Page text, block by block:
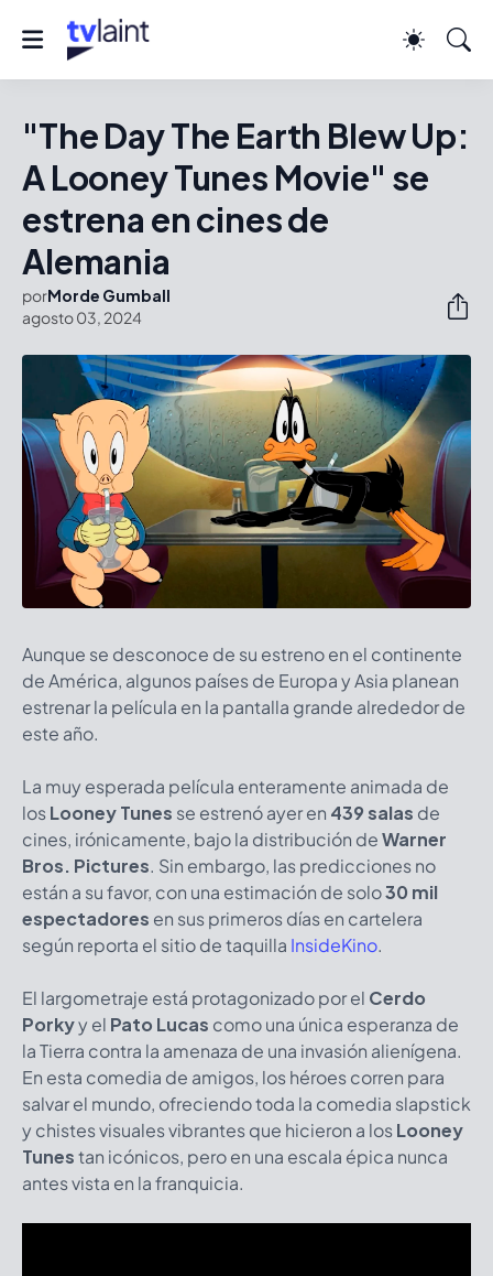
"The Day The Earth Blew Up:
A Looney Tunes Movie" se
estrena en cines de
Alemania
porMorde Gumball
agosto 03, 2024
Aunque se desconoce de su estreno en el continente
de América, algunos países de Europa y Asia planean
estrenar la película en la pantalla grande alrededor de
este año.
La muy esperada película enteramente animada de
losLooney Tunes se estrenó ayer en 439 salas de
cines, irónicamente, bajo la distribución deWarner
Bros. Pictures. Sin embargo, las predicciones no
están a su favor, con una estimación de solo30 mil
espectadores en sus primeros días en cartelera
según reporta el sitio de taquilla InsideKino.
El largometraje está protagonizado por el Cerdo
Porkyy el Pato Lucas como una única esperanza de
la Tierra contra la amenaza de una invasión alienígena.
En esta comedia de amigos, los héroes corren para
salvar el mundo, ofreciendo toda la comedia slapstick
y chistes visuales vibrantes que hicieron a losLooney
Tunestan icónicos, pero en una escala épica nunca
antes vista en la franquicia.